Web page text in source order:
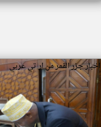
اخبار جزر القمر من ار تي عربي